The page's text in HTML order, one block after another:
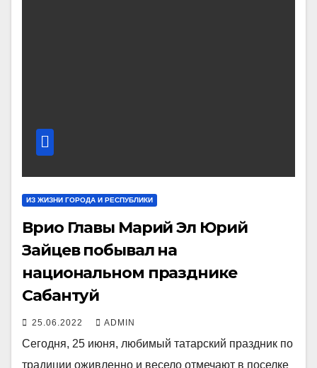
ИЗ ЖИЗНИ ГОРОДА И РЕСПУБЛИКИ
Врио Главы Марий Эл Юрий
Зайцев побывал на
национальном празднике
Сабантуй
25.06.2022 ADMIN
Сегодня, 25 июня, любимый татарский праздник по
традиции оживленно и весело отмечают в поселке